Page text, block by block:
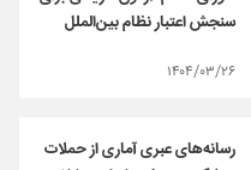
سنجش اعتبار نظام بین‌الملل
۱۴۰۴/۰۳/۲۶
رسانه‌های عبری آماری از حملات